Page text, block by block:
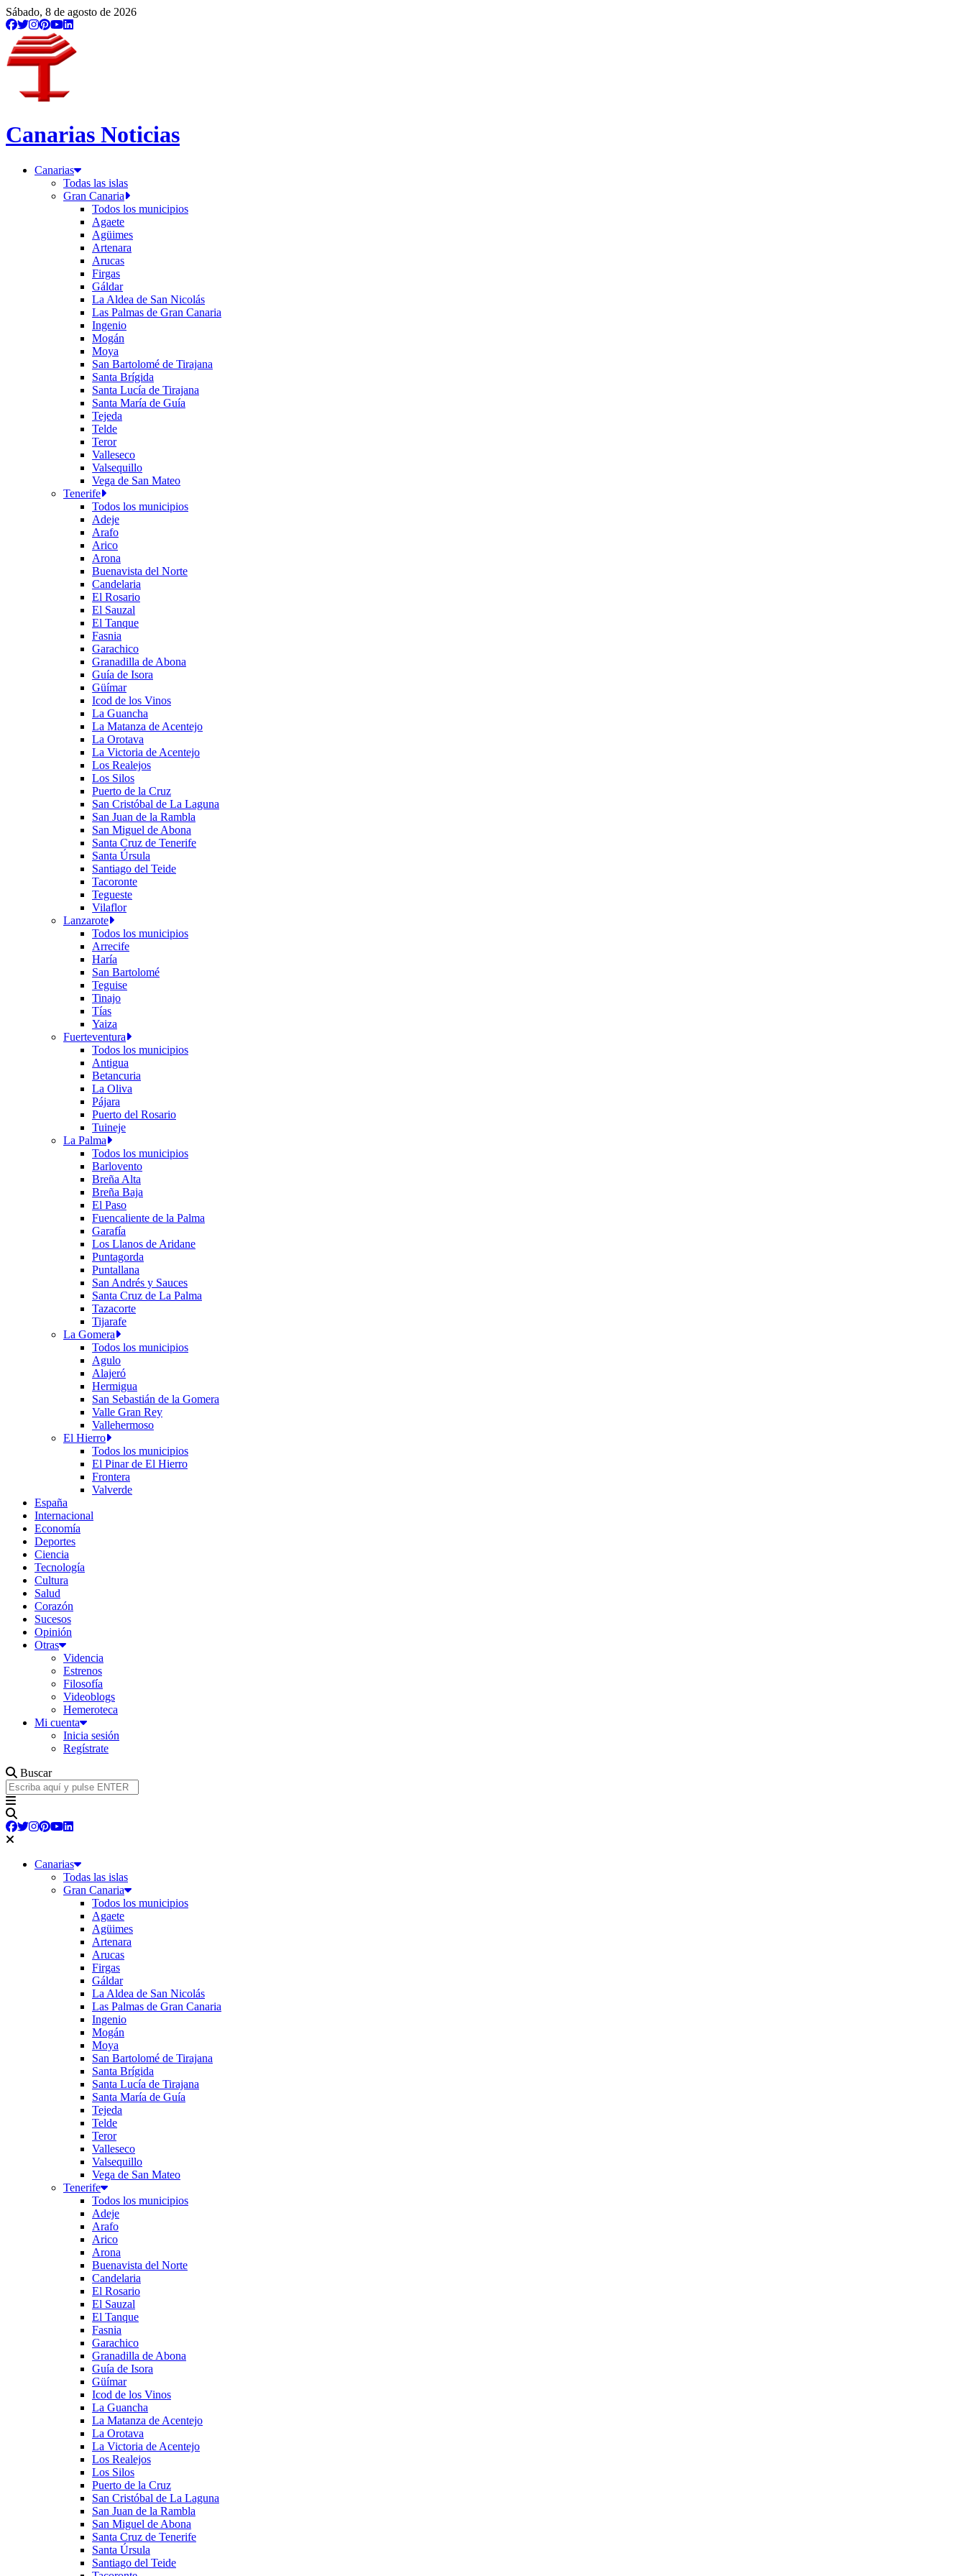
Sábado, 8 de agosto de 2026
Canarias Noticias
Canarias
Todas las islas
Gran Canaria
Todos los municipios
Agaete
Agüimes
Artenara
Arucas
Firgas
Gáldar
La Aldea de San Nicolás
Las Palmas de Gran Canaria
Ingenio
Mogán
Moya
San Bartolomé de Tirajana
Santa Brígida
Santa Lucía de Tirajana
Santa María de Guía
Tejeda
Telde
Teror
Valleseco
Valsequillo
Vega de San Mateo
Tenerife
Todos los municipios
Adeje
Arafo
Arico
Arona
Buenavista del Norte
Candelaria
El Rosario
El Sauzal
El Tanque
Fasnia
Garachico
Granadilla de Abona
Guía de Isora
Güímar
Icod de los Vinos
La Guancha
La Matanza de Acentejo
La Orotava
La Victoria de Acentejo
Los Realejos
Los Silos
Puerto de la Cruz
San Cristóbal de La Laguna
San Juan de la Rambla
San Miguel de Abona
Santa Cruz de Tenerife
Santa Úrsula
Santiago del Teide
Tacoronte
Tegueste
Vilaflor
Lanzarote
Todos los municipios
Arrecife
Haría
San Bartolomé
Teguise
Tinajo
Tías
Yaiza
Fuerteventura
Todos los municipios
Antigua
Betancuria
La Oliva
Pájara
Puerto del Rosario
Tuineje
La Palma
Todos los municipios
Barlovento
Breña Alta
Breña Baja
El Paso
Fuencaliente de la Palma
Garafía
Los Llanos de Aridane
Puntagorda
Puntallana
San Andrés y Sauces
Santa Cruz de La Palma
Tazacorte
Tijarafe
La Gomera
Todos los municipios
Agulo
Alajeró
Hermigua
San Sebastián de la Gomera
Valle Gran Rey
Vallehermoso
El Hierro
Todos los municipios
El Pinar de El Hierro
Frontera
Valverde
España
Internacional
Economía
Deportes
Ciencia
Tecnología
Cultura
Salud
Corazón
Sucesos
Opinión
Otras
Videncia
Estrenos
Filosofía
Videoblogs
Hemeroteca
Mi cuenta
Inicia sesión
Regístrate
Buscar
Canarias
Todas las islas
Gran Canaria
Todos los municipios
Agaete
Agüimes
Artenara
Arucas
Firgas
Gáldar
La Aldea de San Nicolás
Las Palmas de Gran Canaria
Ingenio
Mogán
Moya
San Bartolomé de Tirajana
Santa Brígida
Santa Lucía de Tirajana
Santa María de Guía
Tejeda
Telde
Teror
Valleseco
Valsequillo
Vega de San Mateo
Tenerife
Todos los municipios
Adeje
Arafo
Arico
Arona
Buenavista del Norte
Candelaria
El Rosario
El Sauzal
El Tanque
Fasnia
Garachico
Granadilla de Abona
Guía de Isora
Güímar
Icod de los Vinos
La Guancha
La Matanza de Acentejo
La Orotava
La Victoria de Acentejo
Los Realejos
Los Silos
Puerto de la Cruz
San Cristóbal de La Laguna
San Juan de la Rambla
San Miguel de Abona
Santa Cruz de Tenerife
Santa Úrsula
Santiago del Teide